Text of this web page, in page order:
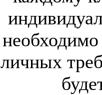
необходимо
личных